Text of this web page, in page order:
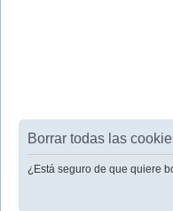
Borrar todas las
¿Está seguro de que quiere